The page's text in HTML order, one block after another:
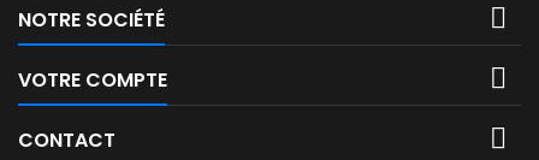
NOTRE SOCIÉTÉ 
VOTRE COMPTE 
CONTACT 